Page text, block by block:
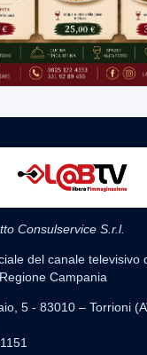
Consulservice S.r.l.
del canale televisivo
Campania
5 - 83010 – Torrioni